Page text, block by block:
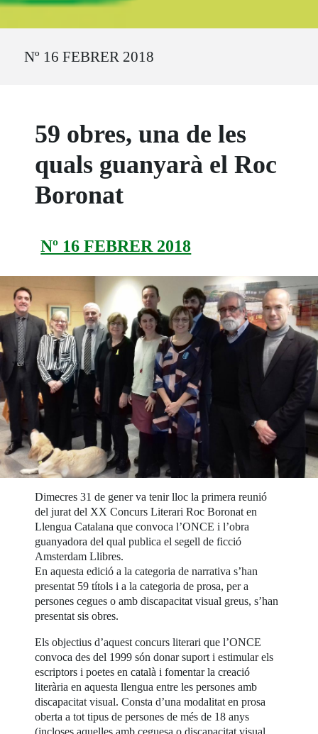
Nº 16 FEBRER 2018
59 obres, una de les
quals guanyarà el Roc
Boronat
Nº 16 FEBRER 2018
Dimecres 31 de gener va tenir lloc la primera reunió
del jurat del XX Concurs Literari Roc Boronat en
Llengua Catalana que convoca l’ONCE i l’obra
guanyadora del qual publica el segell de ficció
Amsterdam Llibres.
En aquesta edició a la categoria de narrativa s’han
presentat 59 títols i a la categoria de prosa, per a
persones cegues o amb discapacitat visual greus, s’han
presentat sis obres.
Els objectius d’aquest concurs literari que l’ONCE
convoca des del 1999 són donar suport i estimular els
escriptors i poetes en català i fomentar la creació
literària en aquesta llengua entre les persones amb
discapacitat visual. Consta d’una modalitat en prosa
oberta a tot tipus de persones de més de 18 anys